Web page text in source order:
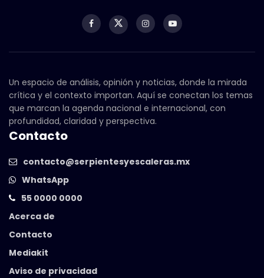
Un espacio de análisis, opinión y noticias, donde la mirada
crítica y el contexto importan. Aquí se conectan los temas
que marcan la agenda nacional e internacional, con
profundidad, claridad y perspectiva.
Contacto
contacto@serpientesyescaleras.mx
WhatsApp
55 0000 0000
Acerca de
Contacto
Mediakit
Aviso de privacidad